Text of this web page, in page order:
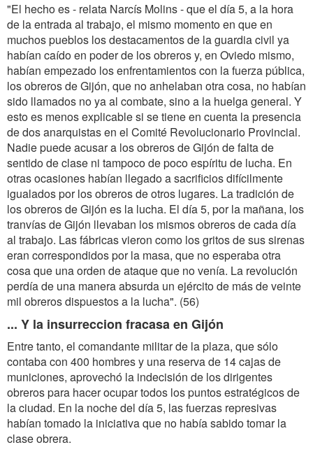
"El hecho es - relata Narcís Molins - que el día 5, a la hora
de la entrada al trabajo, el mismo momento en que en
muchos pueblos los destacamentos de la guardia civil ya
habían caído en poder de los obreros y, en Oviedo mismo,
habían empezado los enfrentamientos con la fuerza pública,
los obreros de Gijón, que no anhelaban otra cosa, no habían
sido llamados no ya al combate, sino a la huelga general. Y
esto es menos explicable si se tiene en cuenta la presencia
de dos anarquistas en el Comité Revolucionario Provincial.
Nadie puede acusar a los obreros de Gijón de falta de
sentido de clase ni tampoco de poco espíritu de lucha. En
otras ocasiones habían llegado a sacrificios difícilmente
igualados por los obreros de otros lugares. La tradición de
los obreros de Gijón es la lucha. El día 5, por la mañana, los
tranvías de Gijón llevaban los mismos obreros de cada día
al trabajo. Las fábricas vieron como los gritos de sus sirenas
eran correspondidos por la masa, que no esperaba otra
cosa que una orden de ataque que no venía. La revolución
perdía de una manera absurda un ejército de más de veinte
mil obreros dispuestos a la lucha". (56)
... Y la insurreccion fracasa en Gijón
Entre tanto, el comandante militar de la plaza, que sólo
contaba con 400 hombres y una reserva de 14 cajas de
municiones, aprovechó la indecisión de los dirigentes
obreros para hacer ocupar todos los puntos estratégicos de
la ciudad. En la noche del día 5, las fuerzas represivas
habían tomado la iniciativa que no había sabido tomar la
clase obrera.